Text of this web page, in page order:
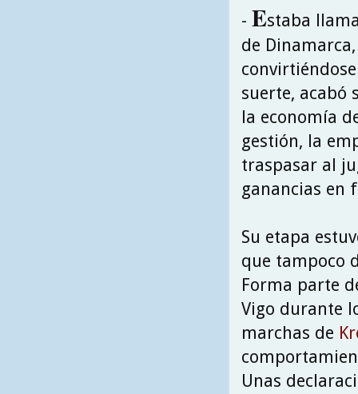
- Estaba
de
suerte, acabó
la economía
gestión, la
traspasar al
ganancias en
Su etapa
que tampoco
Forma parte
Vigo durante
marchas de
Unas